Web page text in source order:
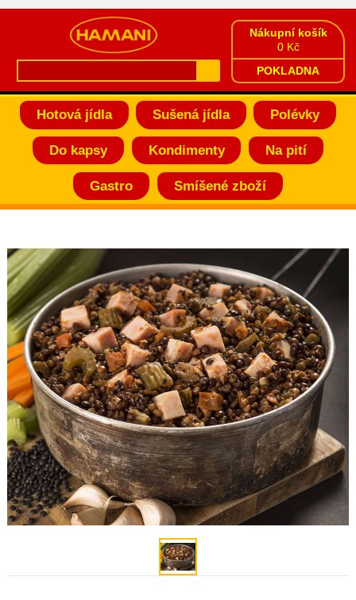
Nákupní košík
0 Kč
POKLADNA
Hotová jídla Sušená jídla Polévky
Do kapsy Kondimenty Na pití
Gastro Smíšené zboží